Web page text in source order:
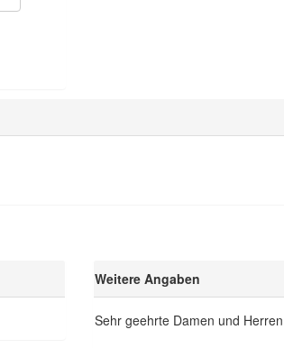
Weitere Angaben
Sehr geehrte Damen und